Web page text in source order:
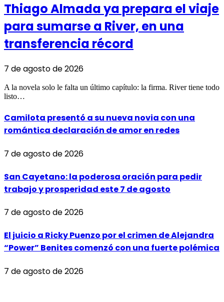
Thiago Almada ya prepara el viaje
para sumarse a River, en una
transferencia récord
7 de agosto de 2026
A la novela solo le falta un último capítulo: la firma. River tiene todo
listo…
Camilota presentó a su nueva novia con una
romántica declaración de amor en redes
7 de agosto de 2026
San Cayetano: la poderosa oración para pedir
trabajo y prosperidad este 7 de agosto
7 de agosto de 2026
El juicio a Ricky Puenzo por el crimen de Alejandra
“Power” Benites comenzó con una fuerte polémica
7 de agosto de 2026